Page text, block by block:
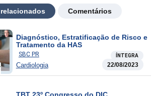
Comentários
Diagnóstico, Estratificação de Risco e
Tratamento da HAS
SBC PR ÍNTEGRA
Cardiologia 22/08/2023
TBT 23º Congresso do DIC